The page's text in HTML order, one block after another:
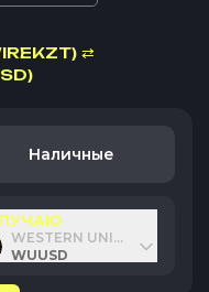
⇄
Наличные
WESTERN UNION USD
WUUSD